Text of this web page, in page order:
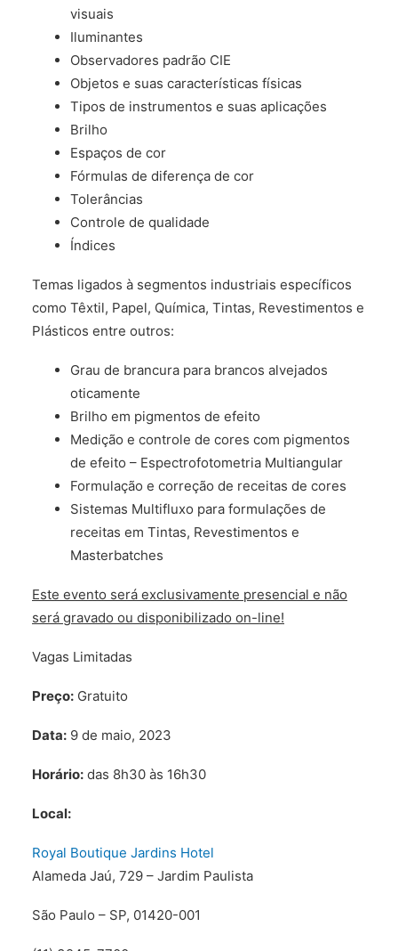
visuais
Iluminantes
Observadores padrão CIE
Objetos e suas características físicas
Tipos de instrumentos e suas aplicações
Brilho
Espaços de cor
Fórmulas de diferença de cor
Tolerâncias
Controle de qualidade
Índices
Temas ligados à segmentos industriais específicos
como Têxtil, Papel, Química, Tintas, Revestimentos e
Plásticos entre outros:
Grau de brancura para brancos alvejados
oticamente
Brilho em pigmentos de efeito
Medição e controle de cores com pigmentos
de efeito – Espectrofotometria Multiangular
Formulação e correção de receitas de cores
Sistemas Multifluxo para formulações de
receitas em Tintas, Revestimentos e
Masterbatches
Este evento será exclusivamente presencial e não
será gravado ou disponibilizado on-line!
Vagas Limitadas
Preço: Gratuito
Data: 9 de maio, 2023
Horário: das 8h30 às 16h30
Local:
Royal Boutique Jardins Hotel
Alameda Jaú, 729 – Jardim Paulista
São Paulo – SP, 01420-001